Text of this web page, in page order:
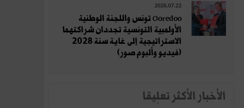
2026.07.22
Ooredoo تونس واللجنة الوطنية
الأولمبية التونسية تجددان شراكتهما
الاستراتيجية إلى غاية سنة 2028
(فيديو وألبوم صور)
الأخبار الأكثر تعلِيقا